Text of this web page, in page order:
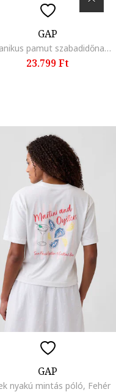
GAP
Organikus pamut szabadidőnadrág kontrasztos oldalcsíkokkal, Zöld,
23.799 Ft
GAP
nyakú mintás póló, Fehér